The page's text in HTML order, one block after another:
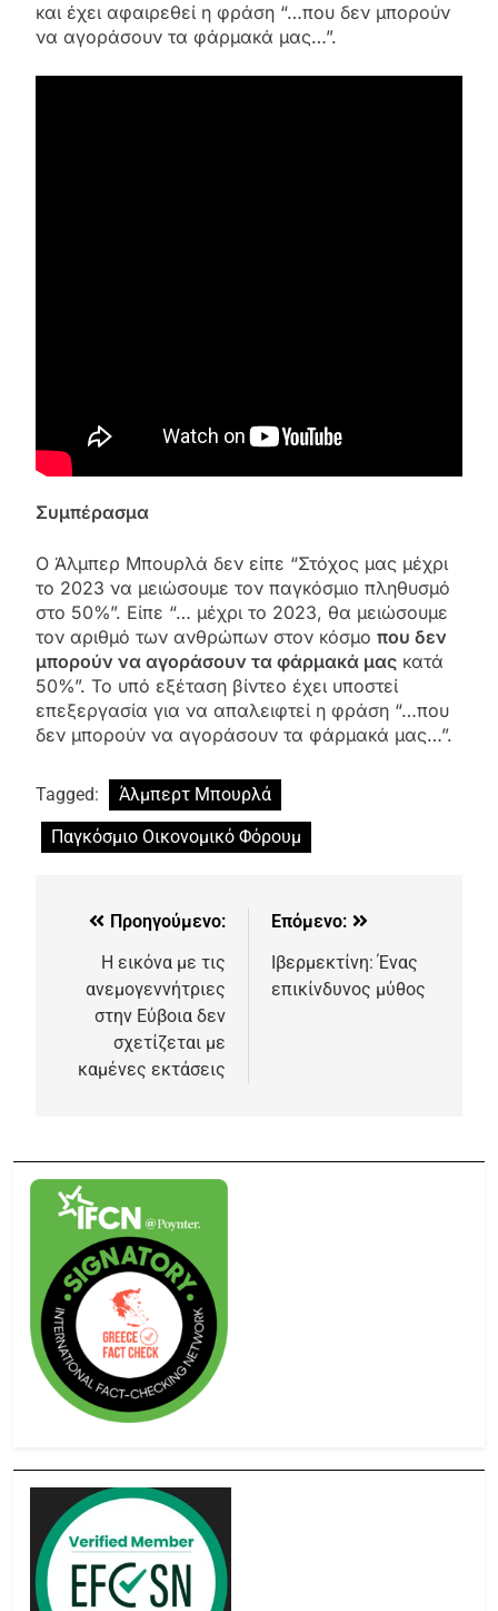
και έχει αφαιρεθεί η φράση “…που δεν μπορούν
να αγοράσουν τα φάρμακά μας…”.
Συμπέρασμα
Ο Άλμπερ Μπουρλά δεν είπε “Στόχος μας μέχρι
το 2023 να μειώσουμε τον παγκόσμιο πληθυσμό
στο 50%”. Είπε “… μέχρι το 2023, θα μειώσουμε
τον αριθμό των ανθρώπων στον κόσμο που δεν
μπορούν να αγοράσουν τα φάρμακά μας κατά
50%”. Το υπό εξέταση βίντεο έχει υποστεί
επεξεργασία για να απαλειφτεί η φράση “…που
δεν μπορούν να αγοράσουν τα φάρμακά μας…”.
Tagged:
Άλμπερτ Μπουρλά
Παγκόσμιο Οικονομικό Φόρουμ
Προηγούμενο:
Η εικόνα με τις
ανεμογεννήτριες
στην Εύβοια δεν
σχετίζεται με
καμένες εκτάσεις
Επόμενο:
Ιβερμεκτίνη: Ένας
επικίνδυνος μύθος